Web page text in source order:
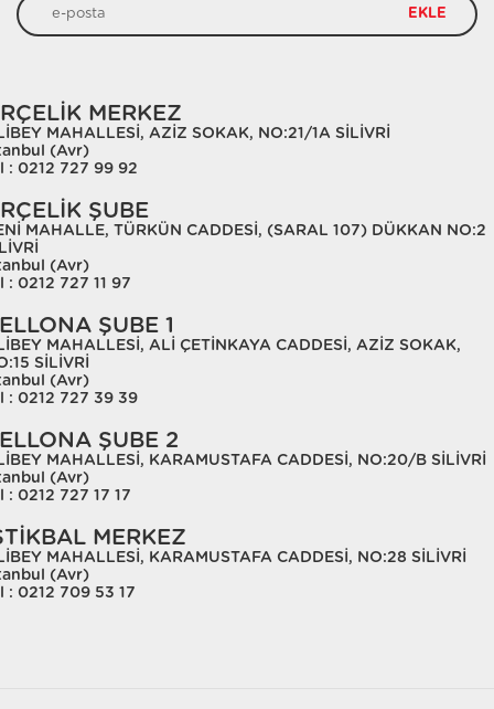
EKLE
MERKEZ
MAHALLESİ, AZİZ SOKAK, NO:21/1A SİLİVRİ
(Avr)
: 0212 727 99 92
ŞUBE
MAHALLE, TÜRKÜN CADDESİ, (SARAL 107) DÜKKAN NO:2
(Avr)
: 0212 727 11 97
ŞUBE 1
MAHALLESİ, ALİ ÇETİNKAYA CADDESİ, AZİZ SOKAK,
SİLİVRİ
(Avr)
: 0212 727 39 39
ŞUBE 2
MAHALLESİ, KARAMUSTAFA CADDESİ, NO:20/B SİLİVRİ
(Avr)
: 0212 727 17 17
MERKEZ
MAHALLESİ, KARAMUSTAFA CADDESİ, NO:28 SİLİVRİ
(Avr)
: 0212 709 53 17